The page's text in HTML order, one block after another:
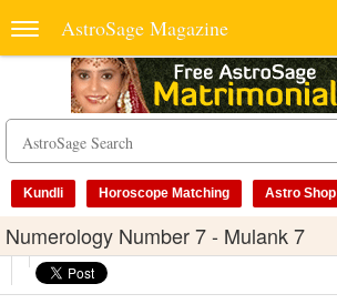
AstroSage Magazine
Kundli Horoscope Matching Astro Shop
Numerology Number 7 - Mulank 7